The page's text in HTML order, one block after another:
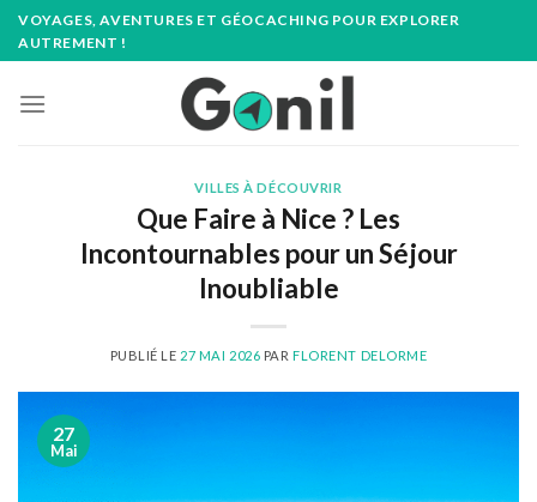
Passer
VOYAGES, AVENTURES ET GÉOCACHING POUR EXPLORER
AUTREMENT !
VILLES À DÉCOUVRIR
Que Faire à Nice ? Les
Incontournables pour un Séjour
Inoubliable
PUBLIÉ LE 27 MAI 2026 PARFLORENT DELORME
27
Mai